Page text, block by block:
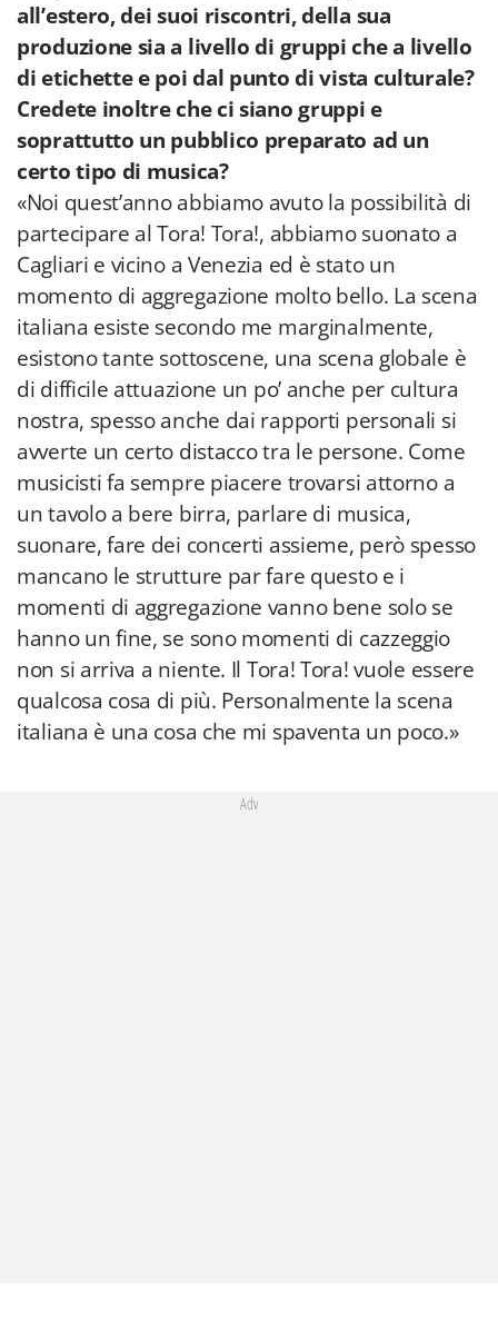
all’estero, dei suoi riscontri, della sua
produzione sia a livello di gruppi che a livello
di etichette e poi dal punto di vista culturale?
Credete inoltre che ci siano gruppi e
soprattutto un pubblico preparato ad un
certo tipo di musica?
«Noi quest’anno abbiamo avuto la possibilità di
partecipare al Tora! Tora!, abbiamo suonato a
Cagliari e vicino a Venezia ed è stato un
momento di aggregazione molto bello. La scena
italiana esiste secondo me marginalmente,
esistono tante sottoscene, una scena globale è
di difficile attuazione un po’ anche per cultura
nostra, spesso anche dai rapporti personali si
avverte un certo distacco tra le persone. Come
musicisti fa sempre piacere trovarsi attorno a
un tavolo a bere birra, parlare di musica,
suonare, fare dei concerti assieme, però spesso
mancano le strutture par fare questo e i
momenti di aggregazione vanno bene solo se
hanno un fine, se sono momenti di cazzeggio
non si arriva a niente. Il Tora! Tora! vuole essere
qualcosa cosa di più. Personalmente la scena
italiana è una cosa che mi spaventa un poco.»
Adv